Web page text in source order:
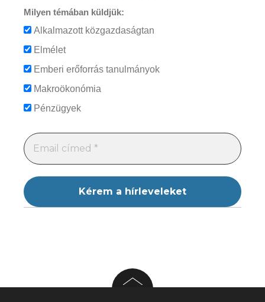
Milyen témában küldjük:
Alkalmazott közgazdaságtan
Elmélet
Emberi erőforrás tanulmányok
Makroökonómia
Pénzügyek